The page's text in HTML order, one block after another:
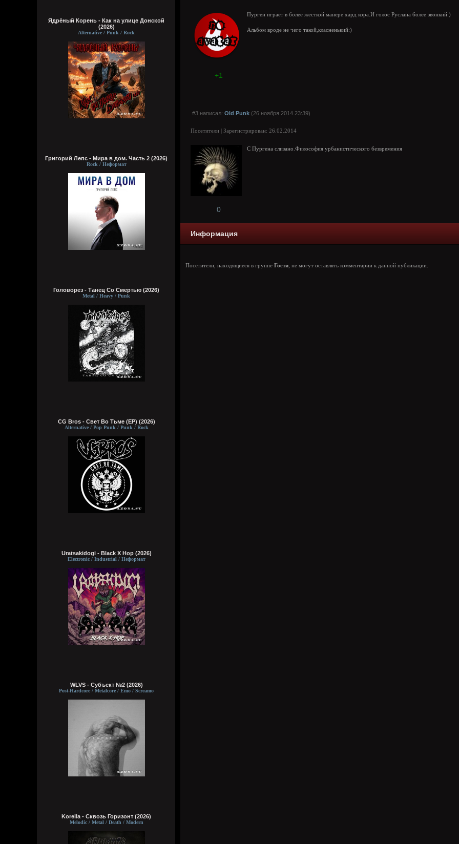
Ядрёный Корень - Как на улице Донской
(2026)
Alternative / Punk / Rock
Григорий Лепс - Мира в дом. Часть 2 (2026)
Rock / Неформат
Головорез - Tанец Со Смертью (2026)
Metal / Heavy / Punk
CG Bros - Свет Во Тьме (EP) (2026)
Alternative / Pop Punk / Punk / Rock
Uratsakidogi - Black X Hop (2026)
Electronic / Industrial / Неформат
WLVS - Субъект №2 (2026)
Post-Hardcore / Metalcore / Emo / Screamo
Korella - Сквозь Горизонт (2026)
Melodic / Metal / Death / Modern
Пурген играет в более жесткой манере хард кора.И голос Руслана более звонкий:)
Альбом вроде не чего такой,класненький:)
+1
#3 написал: Old Punk (26 ноября 2014 23:39)
Посетители | Зарегистрирован: 26.02.2014
С Пургена слизано.Философия урбанистического безвремения
0
Информация
Посетители, находящиеся в группе Гости , не могут оставлять комментарии к данной публикации.